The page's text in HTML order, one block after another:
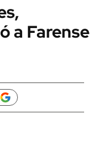
a Farense